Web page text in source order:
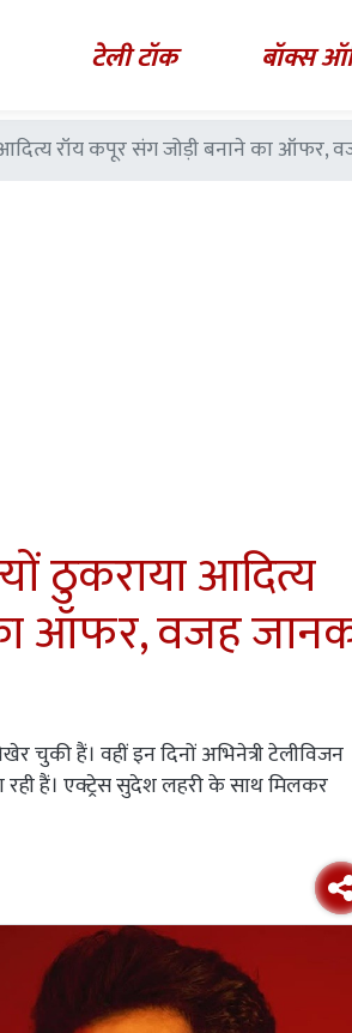
टेली टॉक बॉक्स
आदित्य रॉय कपूर संग जोड़ी बनाने का
ठुकराया आदित्य
ऑफर, वजह
चुकी हैं। वहीं इन दिनों अभिनेत्री टेलीविजन
हैं। एक्ट्रेस सुदेश लहरी के साथ मिलकर